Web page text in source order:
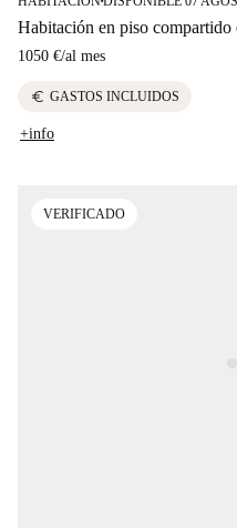
Habitación en piso
1050 €/al mes
euro GASTOS INCLUIDOS
+info
VERIFICADO